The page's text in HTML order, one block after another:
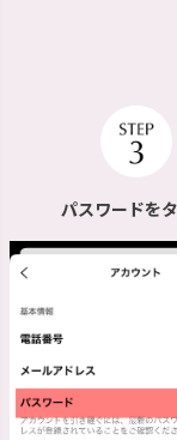
パスワードを